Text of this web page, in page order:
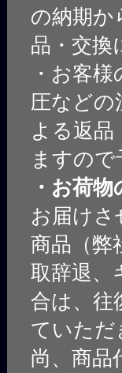
の納期か
品・交換
・お客
圧などの
よる返品
ますの
・お荷
お届け
商品（弊
取辞退、
合は、往
ていただ
尚、商品